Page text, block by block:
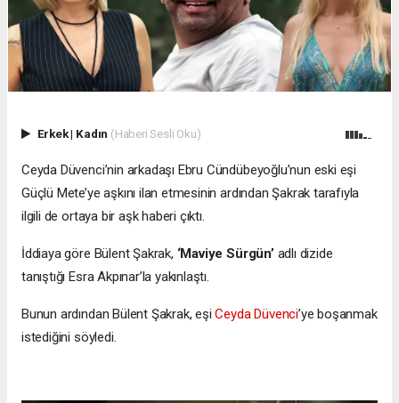
Erkek| Kadın (Haberi Sesli Oku)
Ceyda Düvenci’nin arkadaşı Ebru Cündübeyoğlu’nun eski eşi
Güçlü Mete’ye aşkını ilan etmesinin ardından Şakrak tarafıyla
ilgili de ortaya bir aşk haberi çıktı.
İddiaya göre Bülent Şakrak, ‘Maviye Sürgün’adlı dizide
tanıştığı Esra Akpınar’la yakınlaştı.
Bunun ardından Bülent Şakrak, eşiCeyda Düvenci’ye boşanmak
istediğini söyledi.